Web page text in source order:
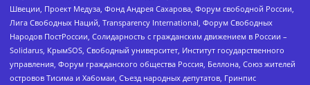
Швеции, Проект Медуза, Фонд Андрея Сахарова, Форум свободной России,
Лига Свободных Наций, Transparеncy International, Форум Свободных
Народов ПостРоссии, Солидарность с гражданским движением в России –
Solidarus, КрымSOS, Свободный университет, Институт государственного
управления, Форум гражданского общества Россия, Беллона, Союз жителей
островов Тисима и Хабомаи, Съезд народных депутатов, Гринпис